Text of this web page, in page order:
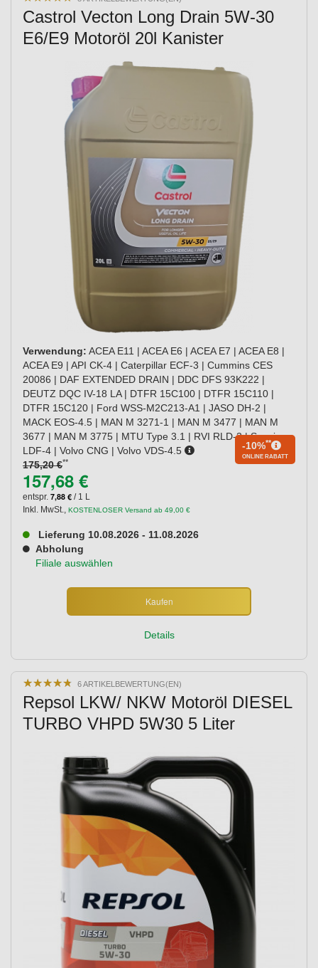
Castrol Vecton Long Drain 5W-30
E6/E9 Motoröl 20l Kanister
Verwendung: ACEA E11 | ACEA E6 | ACEA E7 | ACEA E8 |
ACEA E9 | API CK-4 | Caterpillar ECF-3 | Cummins CES
20086 | DAF EXTENDED DRAIN | DDC DFS 93K222 |
DEUTZ DQC IV-18 LA | DTFR 15C100 | DTFR 15C110 |
DTFR 15C120 | Ford WSS-M2C213-A1 | JASO DH-2 |
MACK EOS-4.5 | MAN M 3271-1 | MAN M 3477 | MAN M
3677 | MAN M 3775 | MTU Type 3.1 | RVI RLD-3 | Scania
LDF-4 | Volvo CNG | Volvo VDS-4.5
175,20 €**
-10%**
ONLINE RABATT
157,68 €
entspr. 7,88 € / 1 L
Inkl. MwSt., KOSTENLOSER Versand ab 49,00 €
Lieferung 10.08.2026 - 11.08.2026
Abholung
Filiale auswählen
Kaufen
Details
★★★★★
★★★★★ 6 ARTIKELBEWERTUNG(EN)
Repsol LKW/ NKW Motoröl DIESEL
TURBO VHPD 5W30 5 Liter